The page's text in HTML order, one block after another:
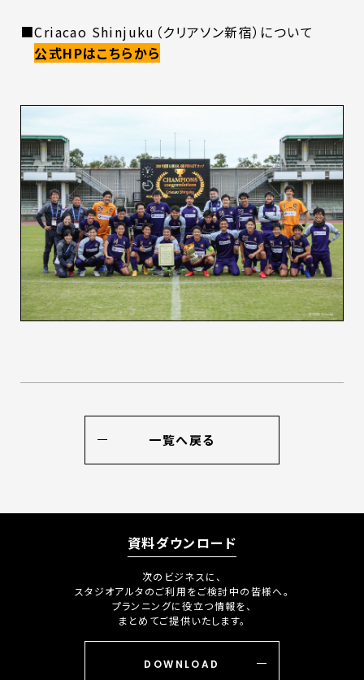
■Criacao Shinjuku（クリアソン新宿）について
公式HPはこちらから
一覧へ戻る
資料ダウンロード
次のビジネスに、
スタジオアルタのご利用をご検討中の皆様へ。
プランニングに役立つ情報を、
まとめてご提供いたします。
DOWNLOAD